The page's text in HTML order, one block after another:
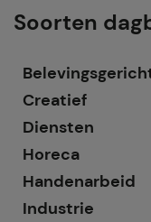
Soorten
Creatief
Diensten
Horeca
Handenarbeid
Industrie